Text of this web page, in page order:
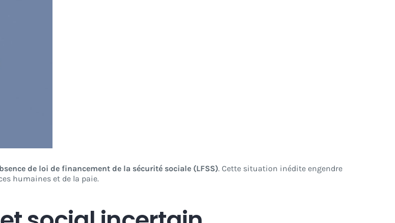
de loi de financement de la sécurité sociale (LFSS). Cette situation inédite engendre
humaines et de la paie.